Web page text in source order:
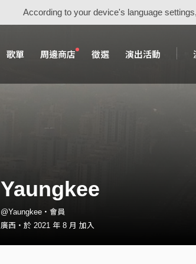
According to your device's language
歌單 周邊商店 徵選 演出活動
Yaungkee
@Yaungkee・會員
廣西・於 2021 年 8 月 加入